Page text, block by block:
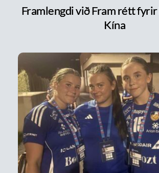
Framlengdi við Fram rétt
Kína